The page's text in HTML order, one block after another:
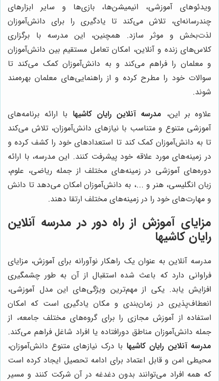
ویدئوهای آموزشی، انیمیشن‌ها، بازی‌ها و سایر ابزارهای
چندرسانه‌ای، تلاش می‌کند تا یادگیری را برای دانش‌آموزان
لذت‌بخش و موثر سازد. همچنین، این مدرسه با برگزاری
کلاس‌های زنده و آنلاین، امکان تعامل مستقیم بین دانش‌آموزان
و معلمان را فراهم می‌کند و به دانش‌آموزان کمک می‌کند تا
سوالات خود را مطرح کرده و از راهنمایی‌های معلمان بهره‌مند
شوند.
علاوه بر این، مدرسه آنلاین رایان کاشیها با ارائه برنامه‌های
آموزشی متنوع و متناسب با نیازهای دانش‌آموزان، تلاش می‌کند
تا به دانش‌آموزان کمک کند تا استعدادهای خود را کشف کرده و
در زمینه‌های مورد علاقه خود پیشرفت کنند. این مدرسه، با ارائه
دوره‌های آموزشی در زمینه‌های مختلف از جمله ریاضی، علوم،
زبان انگلیسی، هنر و ...، به دانش‌آموزان امکان می‌دهد تا دانش
و مهارت‌های خود را در زمینه‌های مختلف ارتقا دهند.
مزایای آموزش از راه دور در مدرسه آنلاین
رایان کاشیها
مدرسه آنلاین به عنوان یک راهکار نوآورانه برای آموزش، مزایای
فراوانی دارد که باعث شده استقبال از آن به طور چشمگیری
افزایش یابد. یکی از مهم‌ترین ویژگی‌های این مدل آموزشی،
انعطاف‌پذیری در زمان‌بندی و مکان یادگیری است که امکان
استفاده از آموزش مجازی را برای گروه‌های مختلف جامعه، از
جمله دانش‌آموزان مناطق دورافتاده یا افراد شاغل فراهم می‌کند.
مدرسه آنلاین رایان کاشیها با درک نیازهای متنوع دانش‌آموزان،
محیطی امن و قابل اعتماد برای ادامه تحصیل ایجاد کرده است
که همه افراد می‌توانند بدون دغدغه در آن شرکت کنند و مسیر